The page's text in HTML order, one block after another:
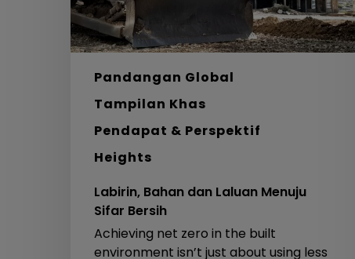
Pandangan Global
Tampilan Khas
Pendapat & Perspektif
Heights
Labirin, Bahan dan Laluan Menuju
Sifar Bersih
Achieving net zero in the built
environment isn’t just about using less